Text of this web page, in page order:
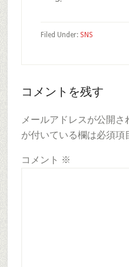
Filed Under: SNS
Reader
コメントを残す
メールアドレスが公開さ
が付いている欄は必須項
コメント ※